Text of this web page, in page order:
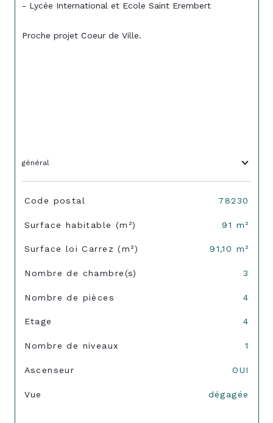
- Lycée International et Ecole Saint Erembert
Proche projet Coeur de Ville.
général
TRAD_SIROCCO_Caracteristique
Code postal 78230
Surface habitable (m²) 91 m²
Surface loi Carrez (m²) 91,10 m²
Nombre de chambre(s) 3
Nombre de pièces 4
Etage 4
Nombre de niveaux 1
Ascenseur OUI
Vue dégagée